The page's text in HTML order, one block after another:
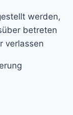
werden,
betreten
verlassen